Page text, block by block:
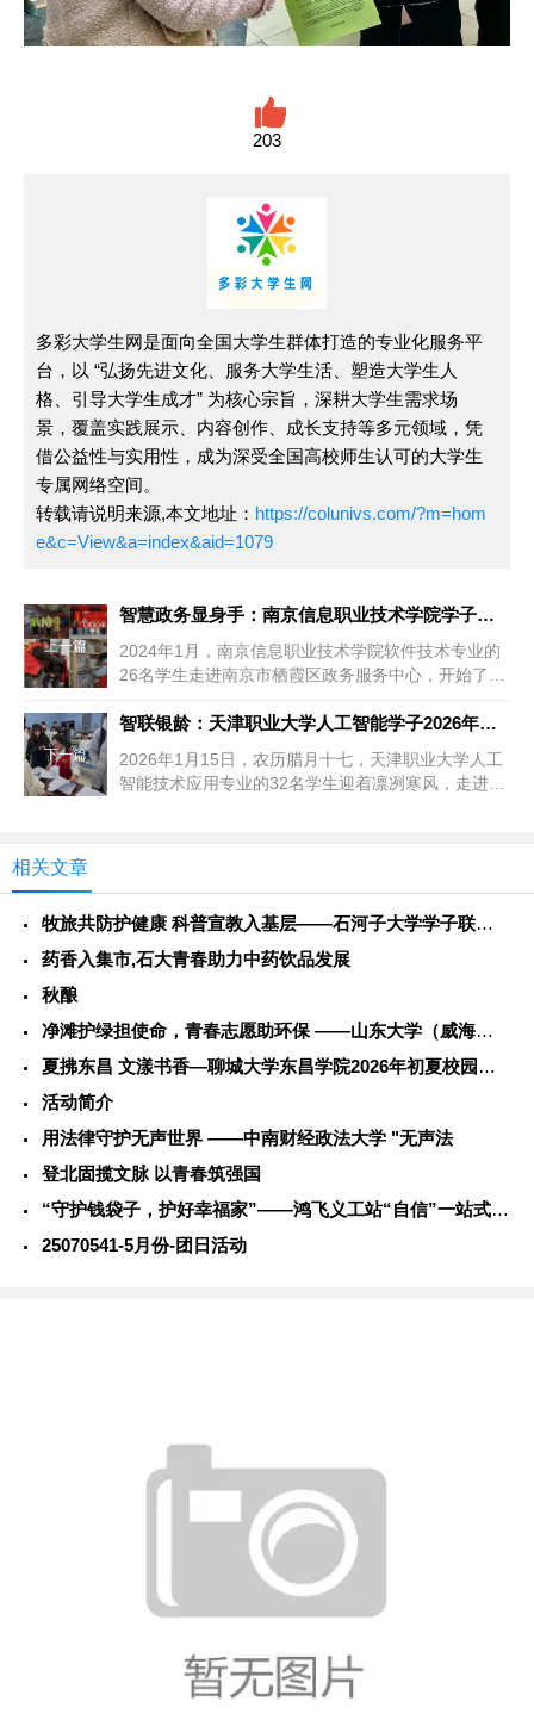
203
多彩大学生网是面向全国大学生群体打造的专业化服务平
台，以 “弘扬先进文化、服务大学生活、塑造大学生人
格、引导大学生成才” 为核心宗旨，深耕大学生需求场
景，覆盖实践展示、内容创作、成长支持等多元领域，凭
借公益性与实用性，成为深受全国高校师生认可的大学生
专属网络空间。
转载请说明来源,本文地址： https://colunivs.com/?m=hom
e&c=View&a=index&aid=1079
上一篇
智慧政务显身手：南京信息职业技术学院学子寒假实习纪实
2024年1月，南京信息职业技术学院软件技术专业的
26名学生走进南京市栖霞区政务服务中心，开始了为
下一篇
智联银龄：天津职业大学人工智能学子2026年寒假智慧助老实践
2026年1月15日，农历腊月十七，天津职业大学人工
智能技术应用专业的32名学生迎着凛冽寒风，走进天
相关文章
牧旅共防护健康 科普宣教入基层——石河子大学学子联动警务力量
药香入集市,石大青春助力中药饮品发展
秋酿
净滩护绿担使命，青春志愿助环保 ——山东大学（威海）学子社会
夏拂东昌 文漾书香—聊城大学东昌学院2026年初夏校园风光
活动简介
用法律守护无声世界 ——中南财经政法大学 "无声法
登北固揽文脉 以青春筑强国
“守护钱袋子，护好幸福家”——鸿飞义工站“自信”一站式学生社
25070541-5月份-团日活动